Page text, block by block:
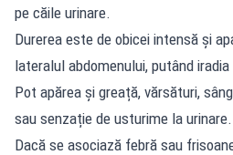
pe căile urinare.
Durerea este de obicei intensă și
lateralul abdomenului, putând
Pot apărea și greață, vărsături,
sau senzație de usturime la urinare.
Dacă se asociază febră sau